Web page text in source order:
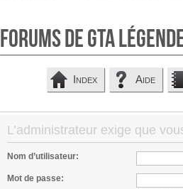
Forums de GTA
Index Aide
L’administrateur exige que
Nom d’utilisateur:
Mot de passe: